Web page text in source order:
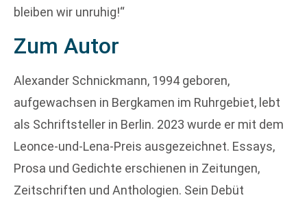
bleiben wir unruhig!“
Zum Autor
Alexander Schnickmann, 1994 geboren,
aufgewachsen in Bergkamen im Ruhrgebiet, lebt
als Schriftsteller in Berlin. 2023 wurde er mit dem
Leonce-und-Lena-Preis ausgezeichnet. Essays,
Prosa und Gedichte erschienen in Zeitungen,
Zeitschriften und Anthologien. Sein Debüt